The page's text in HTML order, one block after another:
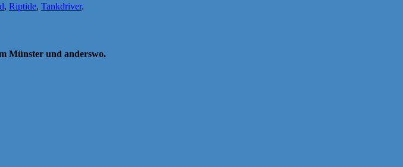
, Riptide, Tankdriver.
Münster und anderswo.